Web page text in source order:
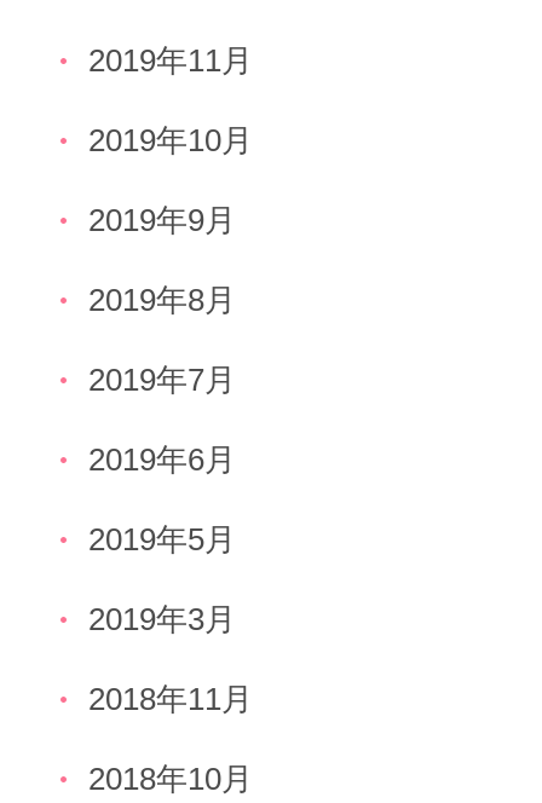
2019年11月
2019年10月
2019年9月
2019年8月
2019年7月
2019年6月
2019年5月
2019年3月
2018年11月
2018年10月